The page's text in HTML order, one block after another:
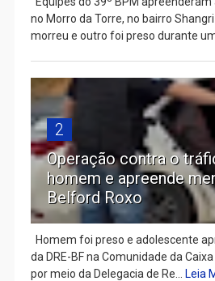
no Morro da Torre, no bairro
morreu e outro foi preso durante
2
Operação contra o
homem e apreende
Belford Roxo
Homem foi preso e adolescente
da DRE-BF na Comunidade da Caixa
por meio da Delegacia de Re... Leia